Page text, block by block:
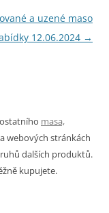
a uzené maso
12.06.2024 →
masa,
webových stránkách
dalších produktů.
kupujete.